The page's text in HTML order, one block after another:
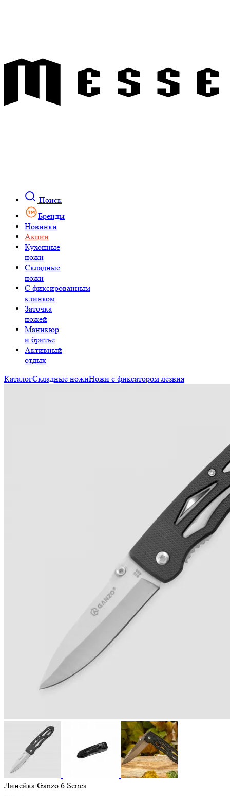
Поиск
Бренды
Новинки
Акции
Кухонные
ножи
Складные
ножи
C фиксированным
клинком
Заточка
ножей
Маникюр
и бритье
Активный
отдых
КаталогСкладные ножиНожи с фиксатором лезвия
Линейка Ganzo 6 Series